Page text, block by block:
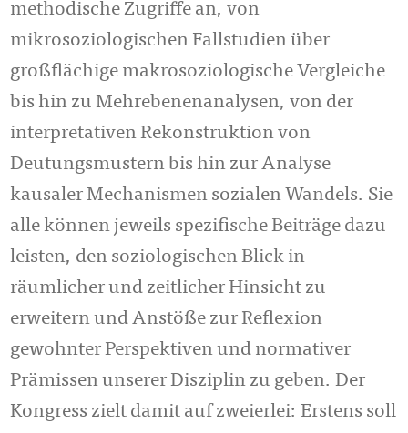
methodische Zugriffe an, von
mikrosoziologischen Fallstudien über
großflächige makrosoziologische Vergleiche
bis hin zu Mehrebenenanalysen, von der
interpretativen Rekonstruktion von
Deutungsmustern bis hin zur Analyse
kausaler Mechanismen sozialen Wandels. Sie
alle können jeweils spezifische Beiträge dazu
leisten, den soziologischen Blick in
räumlicher und zeitlicher Hinsicht zu
erweitern und Anstöße zur Reflexion
gewohnter Perspektiven und normativer
Prämissen unserer Disziplin zu geben. Der
Kongress zielt damit auf zweierlei: Erstens soll